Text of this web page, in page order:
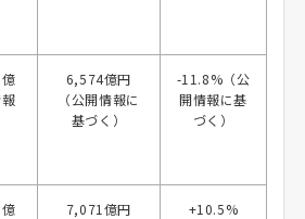
6,574億円
（公開情報に
基づく）
-11.8%（公
開情報に基
づく）
7,071億円
+10.5%